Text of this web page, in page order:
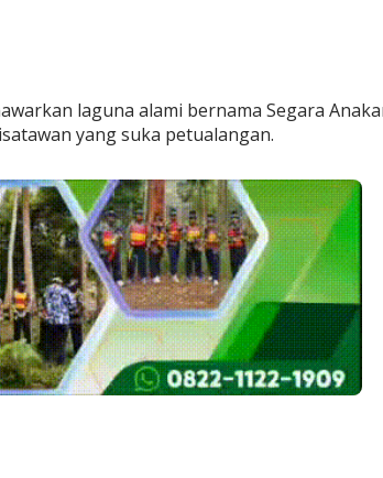
laguna alami bernama Segara
yang suka petualangan.